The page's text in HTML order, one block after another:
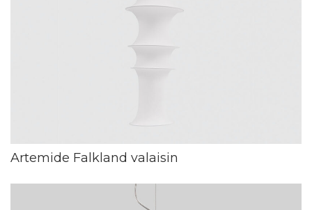
Artemide Falkland valaisin